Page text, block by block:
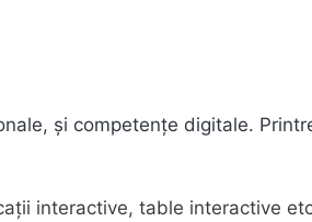
și competențe digitale.
interactive, table interactive